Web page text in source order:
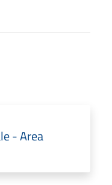
- Area